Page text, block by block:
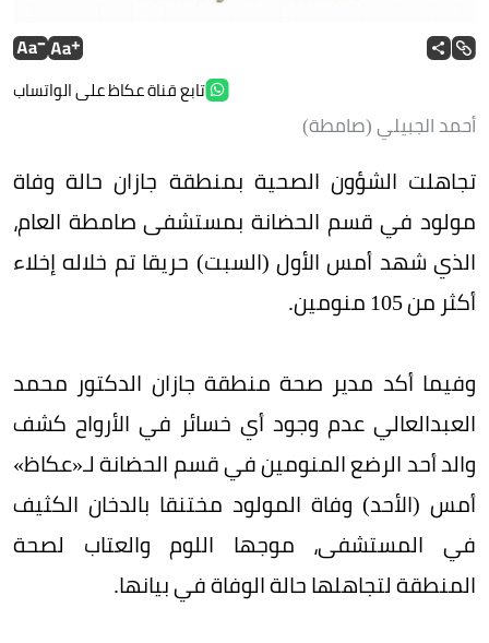
تابع قناة عكاظ على الواتساب
أحمد الجبيلي (صامطة)
تجاهلت الشؤون الصحية بمنطقة جازان حالة وفاة
مولود في قسم الحضانة بمستشفى صامطة العام،
الذي شهد أمس الأول (السبت) حريقا تم خلاله إخلاء
أكثر من 105 منومين.
وفيما أكد مدير صحة منطقة جازان الدكتور محمد
العبدالعالي عدم وجود أي خسائر في الأرواح كشف
والد أحد الرضع المنومين في قسم الحضانة لـ«عكاظ»
أمس (الأحد) وفاة المولود مختنقا بالدخان الكثيف
في المستشفى، موجها اللوم والعتاب لصحة
المنطقة لتجاهلها حالة الوفاة في بيانها.